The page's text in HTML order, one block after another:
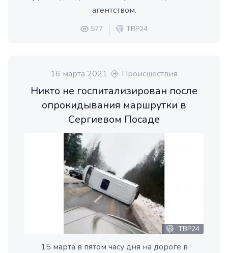
агентством.
577 ТВР24
16 марта 2021 Происшествия
Никто не госпитализирован после
опрокидывания маршрутки в
Сергиевом Посаде
ТВР24
15 марта в пятом часу дня на дороге в